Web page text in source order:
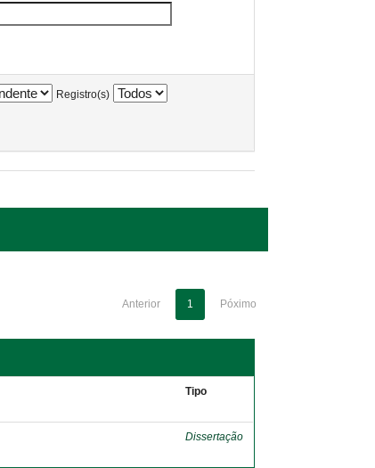
Registro(s)
Anterior 1 Póximo
Tipo
Dissertação